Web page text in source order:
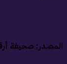
صحيفة أرقام